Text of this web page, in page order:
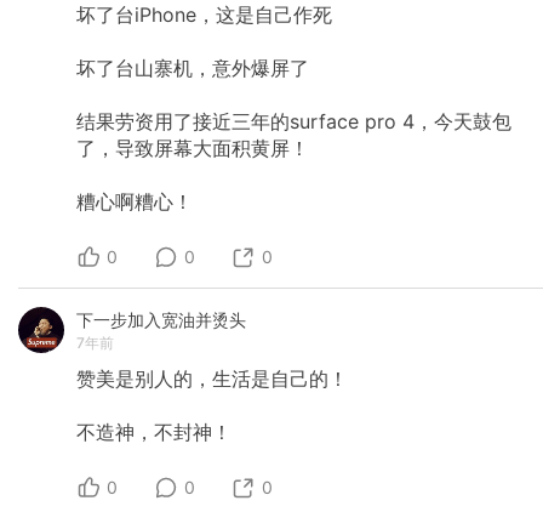
坏了台iPhone，这是自己作死
坏了台山寨机，意外爆屏了
结果劳资用了接近三年的surface pro 4，今天鼓包
了，导致屏幕大面积黄屏！
糟心啊糟心！
0 0 0
下一步加入宽油并烫头
7年前
赞美是别人的，生活是自己的！
不造神，不封神！
0 0 0